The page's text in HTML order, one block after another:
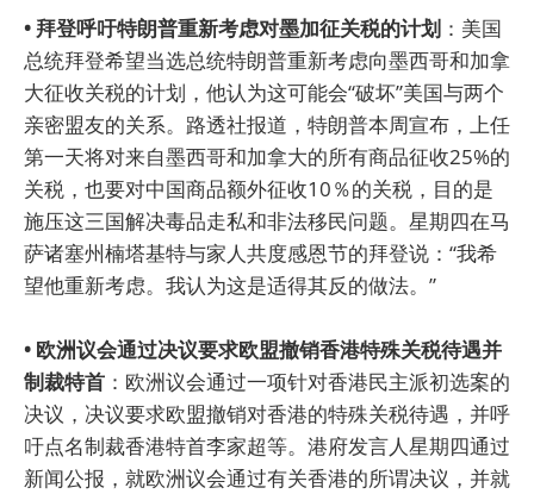
• 拜登呼吁特朗普重新考虑对墨加征关税的计划 ：美国
总统拜登希望当选总统特朗普重新考虑向墨西哥和加拿
大征收关税的计划，他认为这可能会“破坏”美国与两个
亲密盟友的关系。路透社报道，特朗普本周宣布，上任
第一天将对来自墨西哥和加拿大的所有商品征收25%的
关税，也要对中国商品额外征收10％的关税，目的是
施压这三国解决毒品走私和非法移民问题。星期四在马
萨诸塞州楠塔基特与家人共度感恩节的拜登说：“我希
望他重新考虑。我认为这是适得其反的做法。”
• 欧洲议会通过决议要求欧盟撤销香港特殊关税待遇并
制裁特首 ：欧洲议会通过一项针对香港民主派初选案的
决议，决议要求欧盟撤销对香港的特殊关税待遇，并呼
吁点名制裁香港特首李家超等。港府发言人星期四通过
新闻公报，就欧洲议会通过有关香港的所谓决议，并就